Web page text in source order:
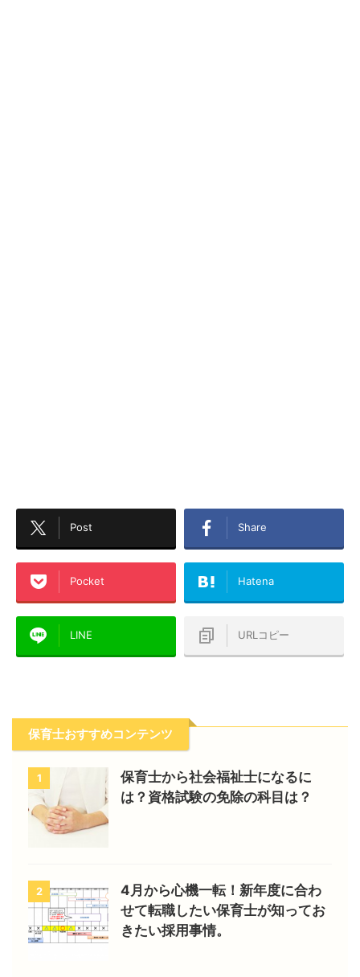
Post Share
Pocket Hatena
LINE URLコピー
保育士おすすめコンテンツ
1
保育士から社会福祉士になるに
は？資格試験の免除の科目は？
2
4月から心機一転！新年度に合わ
せて転職したい保育士が知ってお
きたい採用事情。